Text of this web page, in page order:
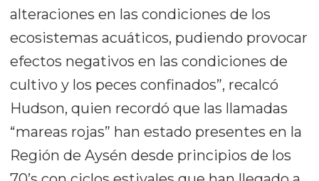
alteraciones en las condiciones de los
ecosistemas acuáticos, pudiendo provocar
efectos negativos en las condiciones de
cultivo y los peces confinados”, recalcó
Hudson, quien recordó que las llamadas
“mareas rojas” han estado presentes en la
Región de Aysén desde principios de los